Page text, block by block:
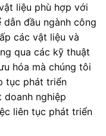
liệu phù hợp với
đầu ngành công
các vật liệu và
qua các kỹ thuật
hóa mà chúng tôi
tục phát triển
doanh nghiệp
liên tục phát triển